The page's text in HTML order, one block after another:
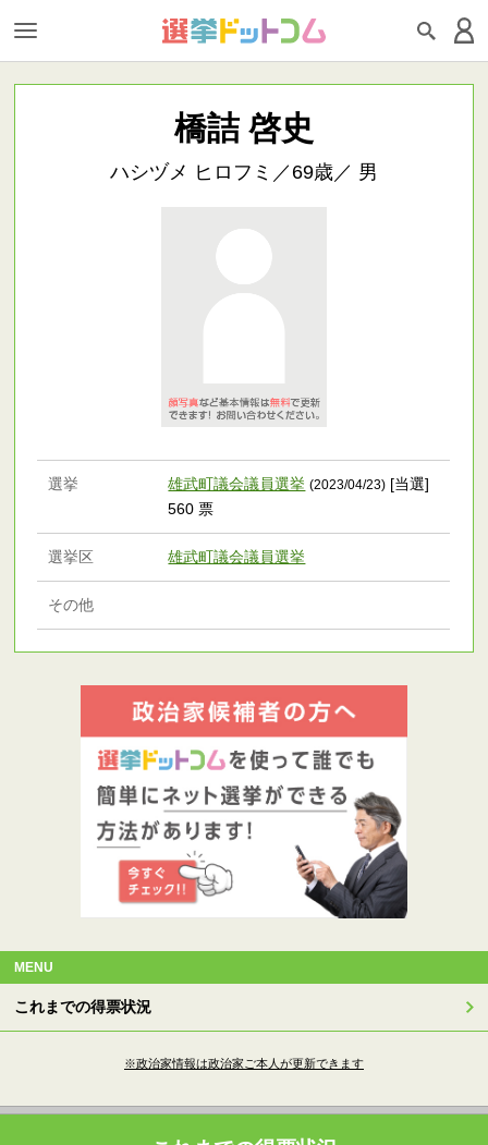
橋詰 啓史
ハシヅメ ヒロフミ／69歳／ 男
選挙 雄武町議会議員選挙 (2023/04/23) [当選]
560 票
選挙区 雄武町議会議員選挙
その他
MENU
これまでの得票状況
※政治家情報は政治家ご本人が更新できます